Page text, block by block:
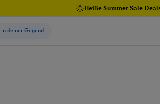
Heiße Summer Sale